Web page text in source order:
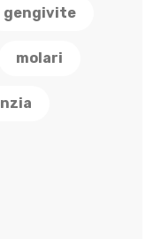
gengivite
molari